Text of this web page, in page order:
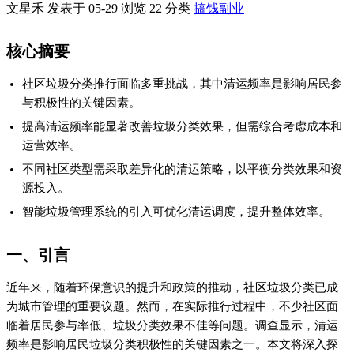
文星禾 发表于 05-29 浏览 22 分类 搞钱副业
核心摘要
社区垃圾分类推行面临多重挑战，其中清运频率是影响居民参
与积极性的关键因素。
提高清运频率能显著改善垃圾分类效果，但需综合考虑成本和
运营效率。
不同社区类型需采取差异化的清运策略，以平衡分类效果和资
源投入。
智能垃圾管理系统的引入可优化清运调度，提升整体效率。
一、引言
近年来，随着环保意识的提升和政策的推动，社区垃圾分类已成
为城市管理的重要议题。然而，在实际推行过程中，不少社区面
临着居民参与率低、垃圾分类效果不佳等问题。调查显示，清运
频率是影响居民垃圾分类积极性的关键因素之一。本文将深入探